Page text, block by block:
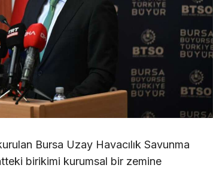
Bursa Uzay Havacılık Savunma
birikimi kurumsal bir zemine